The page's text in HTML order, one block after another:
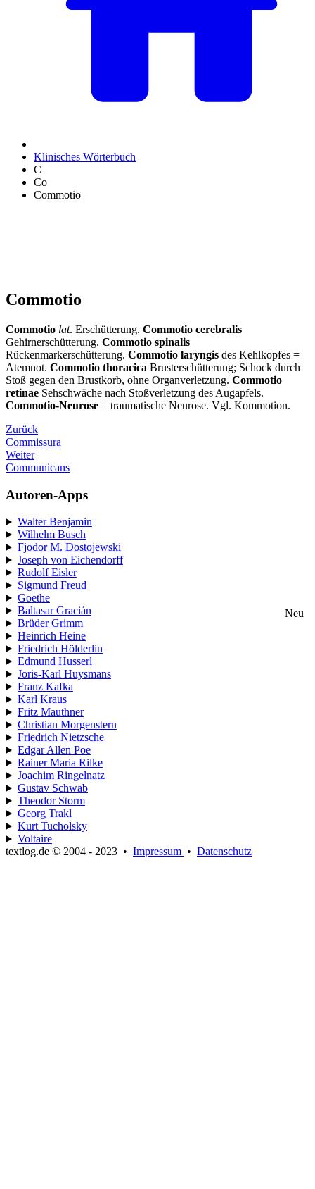
Klinisches Wörterbuch
C
Co
Commotio
Commotio
Commotio lat. Erschütterung. Commotio cerebralis
Gehirnerschütterung. Commotio spinalis
Rückenmarkerschütterung. Commotio laryngis des Kehlkopfes =
Atemnot. Commotio thoracica Brusterschütterung; Schock durch
Stoß gegen den Brustkorb, ohne Organverletzung. Commotio
retinae Sehschwäche nach Stoßverletzung des Augapfels.
Commotio-Neurose = traumatische Neurose. Vgl. Kommotion.
Zurück
Commissura
Weiter
Communicans
Autoren-Apps
Walter Benjamin
Wilhelm Busch
Fjodor M. Dostojewski
Joseph von Eichendorff
Rudolf Eisler
Sigmund Freud
Goethe
Baltasar Gracián
Neu
Brüder Grimm
Heinrich Heine
Friedrich Hölderlin
Edmund Husserl
Joris-Karl Huysmans
Franz Kafka
Karl Kraus
Fritz Mauthner
Christian Morgenstern
Friedrich Nietzsche
Edgar Allen Poe
Rainer Maria Rilke
Joachim Ringelnatz
Gustav Schwab
Theodor Storm
Georg Trakl
Kurt Tucholsky
Voltaire
textlog.de © 2004 - 2023 • Impressum • Datenschutz